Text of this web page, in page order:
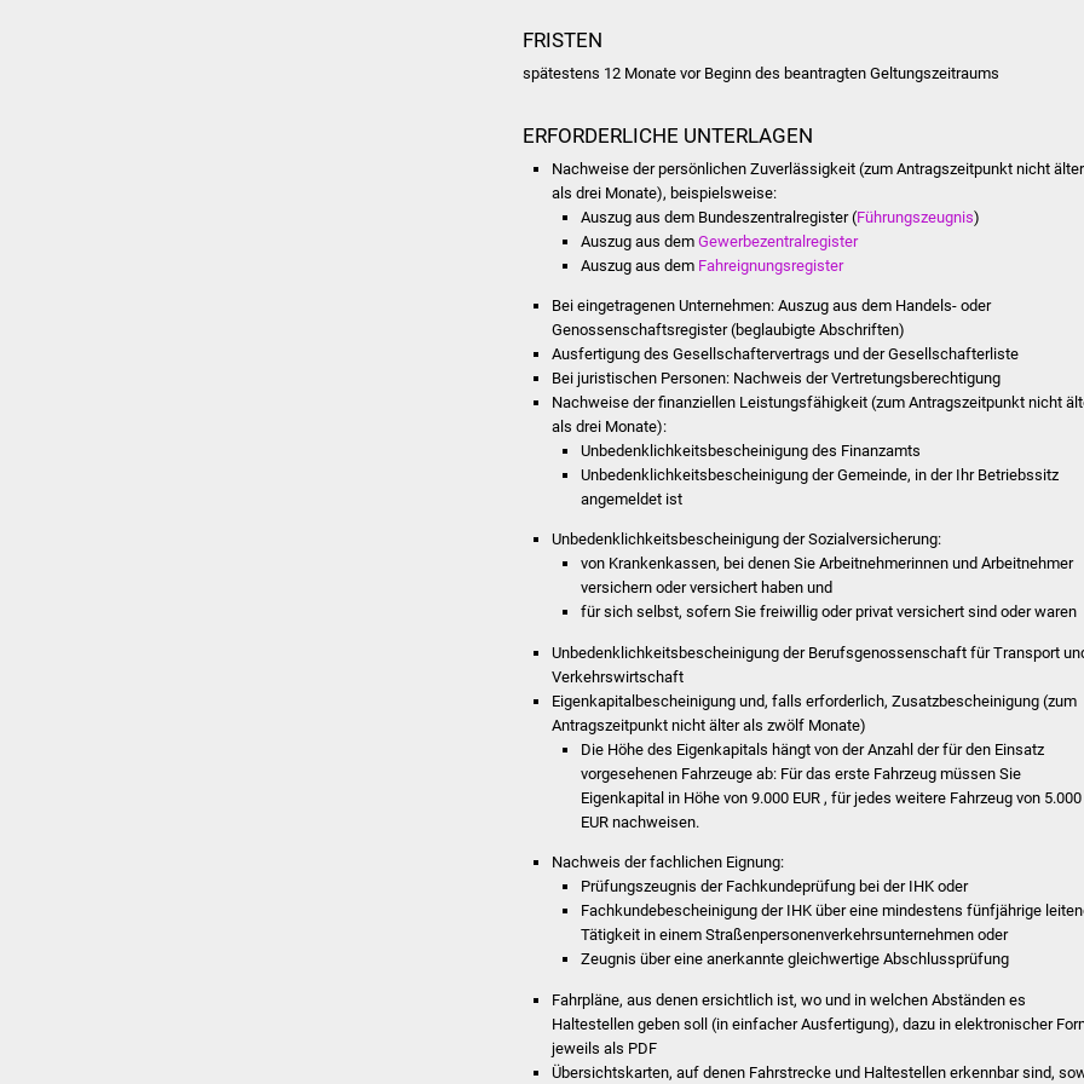
FRISTEN
spätestens 12 Monate vor Beginn des beantragten Geltungszeitraums
ERFORDERLICHE UNTERLAGEN
Nachweise der persönlichen Zuverlässigkeit (zum Antragszeitpunkt nicht älter
als drei Monate), beispielsweise:
Auszug aus dem Bundeszentralregister (Führungszeugnis)
Auszug aus demGewerbezentralregister
Auszug aus dem Fahreignungsregister
Bei eingetragenen Unternehmen: Auszug aus dem Handels- oder
Genossenschaftsregister (beglaubigte Abschriften)
Ausfertigung des Gesellschaftervertrags und der Gesellschafterliste
Bei juristischen Personen: Nachweis der Vertretungsberechtigung
Nachweise der finanziellen Leistungsfähigkeit (zum Antragszeitpunkt nicht
als drei Monate):
Unbedenklichkeitsbescheinigung des Finanzamts
Unbedenklichkeitsbescheinigung der Gemeinde, in der Ihr Betriebssitz
angemeldet ist
Unbedenklichkeitsbescheinigung der Sozialversicherung:
von Krankenkassen, bei denen Sie Arbeitnehmerinnen und Arbeitnehmer
versichern oder versichert haben und
für sich selbst, sofern Sie freiwillig oder privat versichert sind oder waren
Unbedenklichkeitsbescheinigung der Berufsgenossenschaft für Transport
Verkehrswirtschaft
Eigenkapitalbescheinigung und, falls erforderlich, Zusatzbescheinigung (zum
Antragszeitpunkt nicht älter als zwölf Monate)
Die Höhe des Eigenkapitals hängt von der Anzahl der für den Einsatz
vorgesehenen Fahrzeuge ab: Für das erste Fahrzeug müssen Sie
Eigenkapital in Höhe von 9.000 EUR , für jedes weitere Fahrzeug von 5.000
EUR nachweisen.
Nachweis der fachlichen Eignung:
Prüfungszeugnis der Fachkundeprüfung bei der IHK oder
Fachkundebescheinigung der IHK über eine mindestens fünfjährige
Tätigkeit in einem Straßenpersonenverkehrsunternehmen oder
Zeugnis über eine anerkannte gleichwertige Abschlussprüfung
Fahrpläne, aus denen ersichtlich ist, wo und in welchen Abständen es
Haltestellen geben soll (in einfacher Ausfertigung), dazu in elektronischer
jeweils als PDF
Übersichtskarten, auf denen Fahrstrecke und Haltestellen erkennbar sind,